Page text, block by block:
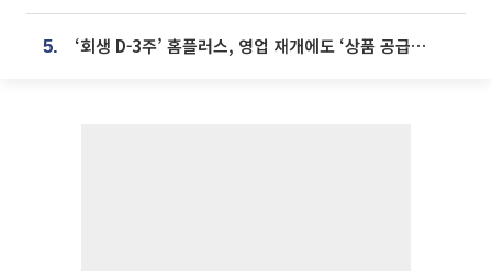
5. ‘회생 D-3주’ 홈플러스, 영업 재개에도 ‘상품 공급망’ 복구가 생존 관건